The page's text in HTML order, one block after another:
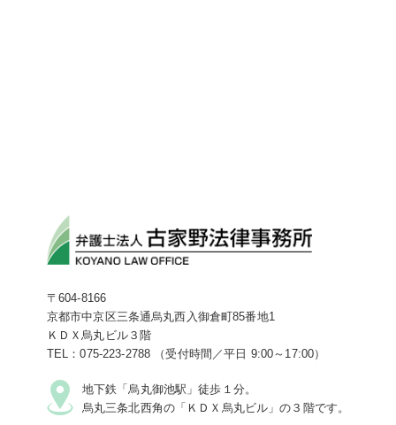
〒604-8166
京都市中京区三条通烏丸西入御倉町85番地1
ＫＤＸ烏丸ビル３階
TEL：075-223-2788 （受付時間／平日 9:00～17:00）
地下鉄「烏丸御池駅」徒歩１分。
烏丸三条北西角の「ＫＤＸ烏丸ビル」の３階です。